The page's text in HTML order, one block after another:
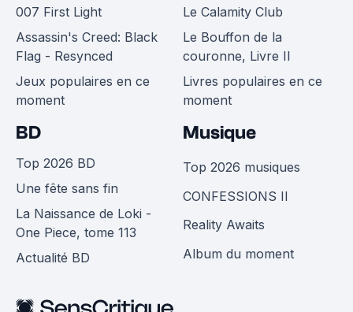
007 First Light
Assassin's Creed: Black
Flag - Resynced
Jeux populaires en ce
moment
Le Calamity Club
Le Bouffon de la
couronne, Livre II
Livres populaires en ce
moment
BD
Top 2026 BD
Une fête sans fin
La Naissance de Loki -
One Piece, tome 113
Actualité BD
Musique
Top 2026 musiques
CONFESSIONS II
Reality Awaits
Album du moment